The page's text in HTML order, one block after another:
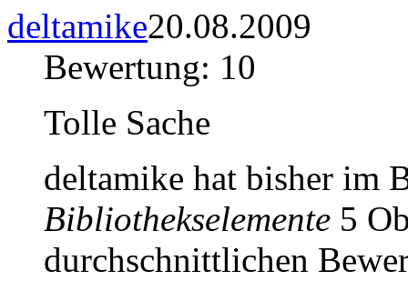
deltamike20.08.2009
Bewertung: 10
Tolle Sache
deltamike hat bisher im
Bibliothekselemente 5
durchschnittlichen